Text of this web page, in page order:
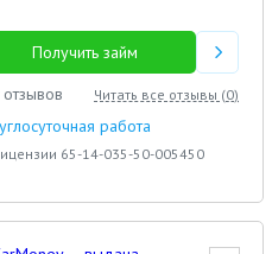
Получить займ
Читать все отзывы (0)
работа
65-14-035-50-005450